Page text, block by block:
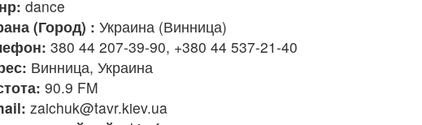
dance
(Город) : Украина (Винница)
380 44 207-39-90, +380 44 537-21-40
Винница, Украина
90.9 FM
zaichuk@tavr.kiev.ua